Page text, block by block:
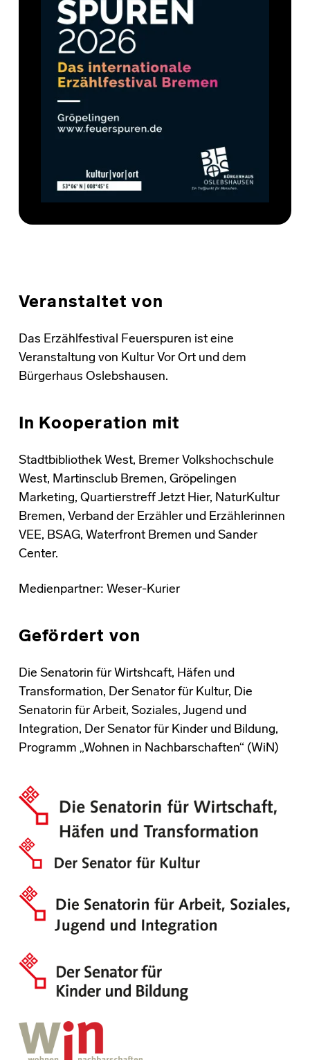
Veranstaltet von
Das Erzählfestival Feuerspuren ist eine
Veranstaltung von Kultur Vor Ort und dem
Bürgerhaus Oslebshausen.
In Kooperation mit
Stadtbibliothek West, Bremer Volkshochschule
West, Martinsclub Bremen, Gröpelingen
Marketing, Quartierstreff Jetzt Hier, NaturKultur
Bremen, Verband der Erzähler und Erzählerinnen
VEE, BSAG, Waterfront Bremen und Sander
Center.
Medienpartner: Weser-Kurier
Gefördert von
Die Senatorin für Wirtshcaft, Häfen und
Transformation, Der Senator für Kultur, Die
Senatorin für Arbeit, Soziales, Jugend und
Integration, Der Senator für Kinder und Bildung,
Programm „Wohnen in Nachbarschaften“ (WiN)